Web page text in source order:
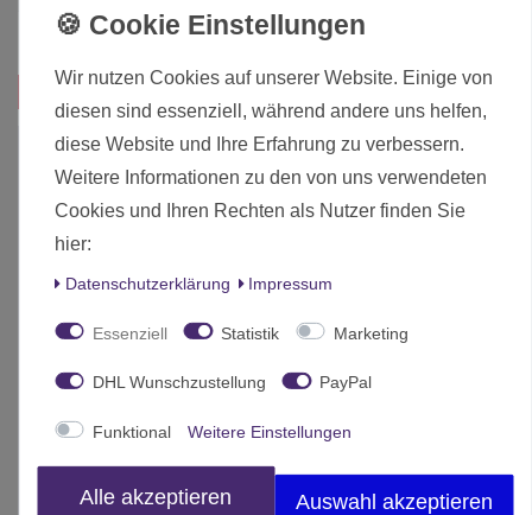
Inhalt 1 Stück
-10%
Wir nutzen Cookies auf unserer Website. Einige von
diesen sind essenziell, während andere uns helfen,
diese Website und Ihre Erfahrung zu verbessern.
Weitere Informationen zu den von uns verwendeten
Cookies und Ihren Rechten als Nutzer finden Sie
hier:
Daten­schutz­erklärung Impressum
Essenziell Statistik Marketing
DHL Wunschzustellung PayPal
Funktional Weitere Einstellungen
Alle akzeptieren Auswahl akzeptieren